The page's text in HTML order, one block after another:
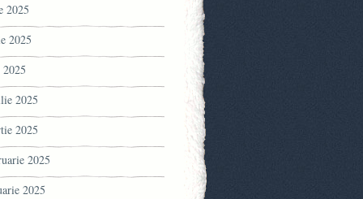
2025
2025
2025
2025
2025
2025